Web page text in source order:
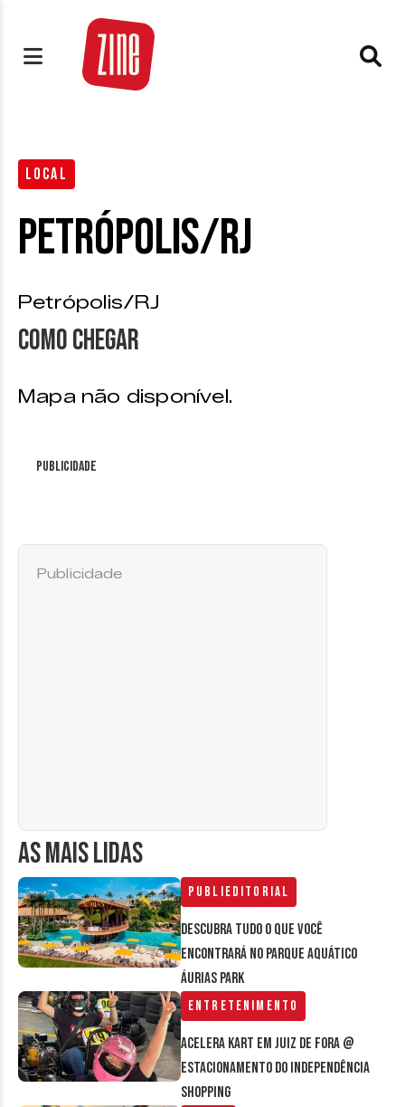
LOCAL
Petrópolis/RJ
Petrópolis/RJ
Como chegar
Mapa não disponível.
Publicidade
AS MAIS LIDAS
Publieditorial
Descubra tudo o que você
encontrará no parque aquático
Áurias Park
Entretenimento
Acelera Kart em Juiz de Fora @
estacionamento do Independência
Shopping
Publicidade